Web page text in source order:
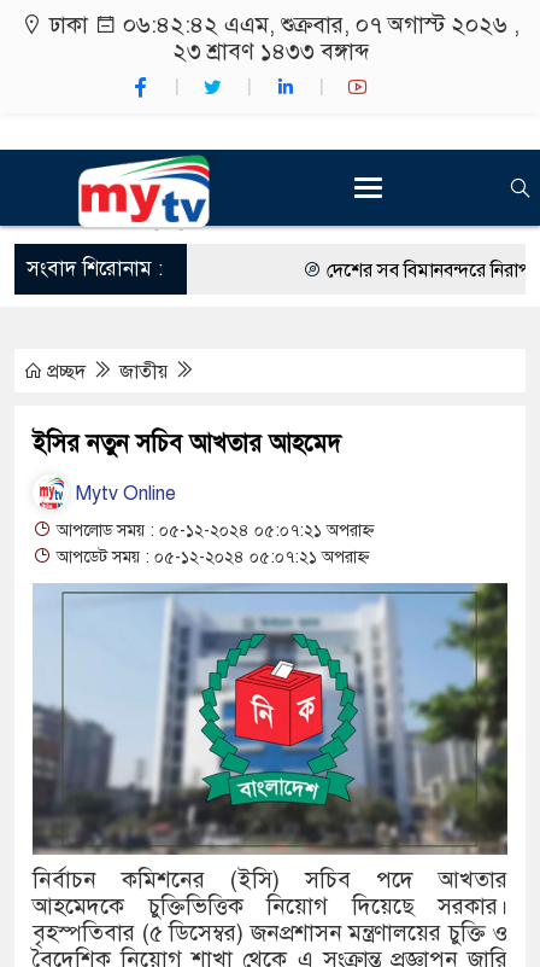
ঢাকা ০৬:৪২:৪৩ এএম, শুক্রবার, ০৭ অগাস্ট ২০২৬ ,
২৩ শ্রাবণ ১৪৩৩ বঙ্গাব্দ
সংবাদ শিরোনাম : দেশের সব বিমানবন্দরে নিরাপত্তা
রং ফর্সাকারী ৮ ব্র্যান্ডের ক্রিমে
থাকায় বিক্রিতে নিষেধাজ্ঞা
অত্যাচারের ছবি যেন আর তুলতে
আলাল
‘গুলশানের চামেলি’তে ভিন্ন
যৌনকর্মীর দালাল চরিত্রে
সারজিস-পাটোয়ারীসহ ১০ জনের
গুলশান থেকে সাবেক মন্ত্রী লতিফ
‘স্কুটি নাকি গোল্ড?’
প্রচ্ছদ জাতীয়
ইসির নতুন সচিব আখতার আহমেদ
Mytv Online
আপলোড সময় : ০৫-১২-২০২৪ ০৫:০৭:২১ অপরাহ্ন
আপডেট সময় : ০৫-১২-২০২৪ ০৫:০৭:২১ অপরাহ্ন
নির্বাচন কমিশনের (ইসি) সচিব পদে আখতার
আহমেদকে চুক্তিভিত্তিক নিয়োগ দিয়েছে সরকার।
বৃহস্পতিবার (৫ ডিসেম্বর) জনপ্রশাসন মন্ত্রণালয়ের চুক্তি ও
বৈদেশিক নিয়োগ শাখা থেকে এ সংক্রান্ত প্রজ্ঞাপন জারি